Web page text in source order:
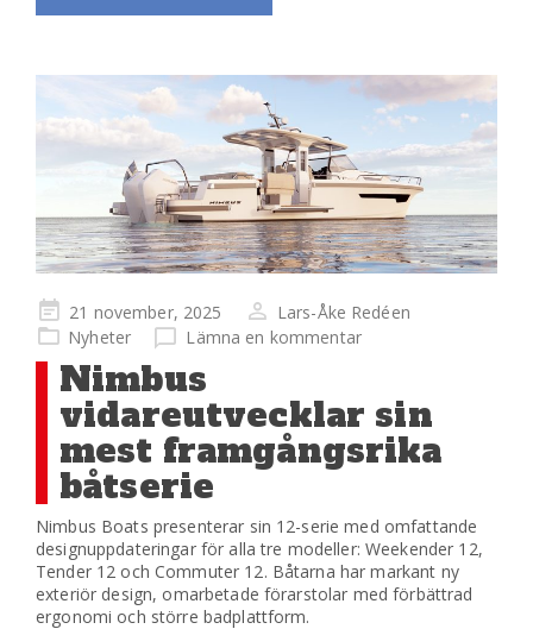
Publicerad
på
21 november, 2025
Lars-Åke Redéen
Nyheter
Lämna en kommentar
Nimbus
vidareutvecklar sin
mest framgångsrika
båtserie
Nimbus Boats presenterar sin 12-serie med omfattande
designuppdateringar för alla tre modeller: Weekender 12,
Tender 12 och Commuter 12. Båtarna har markant ny
exteriör design, omarbetade förarstolar med förbättrad
ergonomi och större badplattform.